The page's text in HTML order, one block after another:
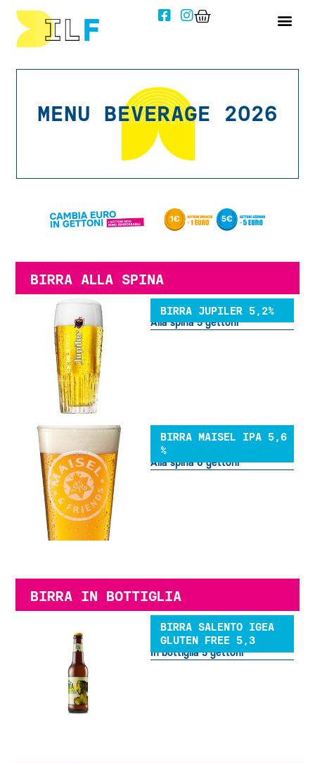
MENU BEVERAGE 2026
BIRRA ALLA SPINA
BIRRA JUPILER 5,2%
Alla spina 5 gettoni
BIRRA MAISEL IPA 5,6
%
Alla spina 6 gettoni
BIRRA IN BOTTIGLIA
BIRRA SALENTO IGEA
GLUTEN FREE 5,3
In bottiglia 5 gettoni